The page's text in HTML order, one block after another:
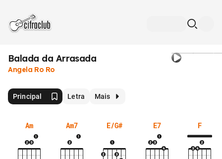
Balada da Arrasada
Angela Ro Ro
Principal Letra Mais
Am Am7 E/G# E7 F